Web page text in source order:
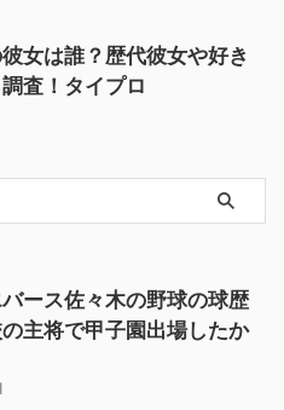
女は誰？歴代彼女や好き
査！タイプロ
バース佐々木の野球の球歴
主将で甲子園出場したか